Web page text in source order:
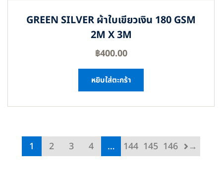
GREEN SILVER ผ้าใบเขียวเงิน 180 GSM
2M X 3M
฿400.00
หยิบใส่ตะกร้า
1 2 3 4 … 144 145 146 →